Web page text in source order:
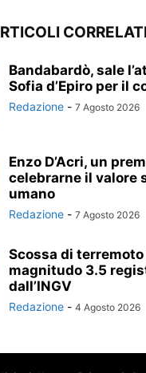
Bandabardò, sale
Sofia d’Epiro per il
Redazione - 7 Agosto 2026
Enzo D’Acri, un
celebrarne il valore
umano
Redazione - 7 Agosto 2026
Scossa di
magnitudo 3.5
dall’INGV
Redazione - 4 Agosto 2026